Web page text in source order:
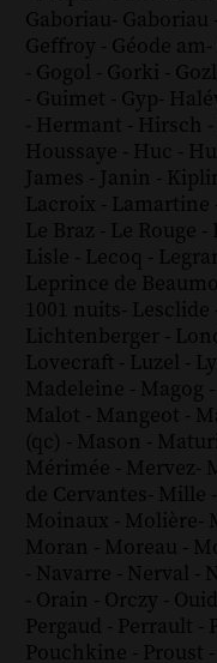
Gaboriau- Gaboriau -
Geffroy - Géode am-
- Gogol - Gorki -
- Guimet - Gyp-
- Hermant - Hirsch -
Houssaye - Huc -
James - Janin -
Lacroix - Lamartine
Le Braz - Le Rouge -
Lisle - Lecoq -
Leprince de
1001 nuits- Lesclide
Lichtenberger -
Lovecraft - Luzel -
Madeleine - Magog -
Malot - Mangeot -
(qc) - Mason -
Mérimée - Mervez-
de Cervantes- Mille -
Moinaux - Molière-
Moran - Moreau -
- Navarre - Nerval -
- Orain - Orczy -
Pergaud - Perrault -
Pouchkine - Proust -